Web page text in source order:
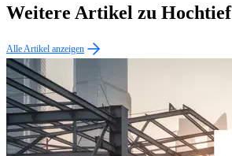
Weitere Artikel zu Hochtief
Alle Artikel anzeigen